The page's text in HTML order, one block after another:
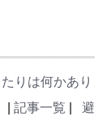
りは何かあり
記事一覧
避